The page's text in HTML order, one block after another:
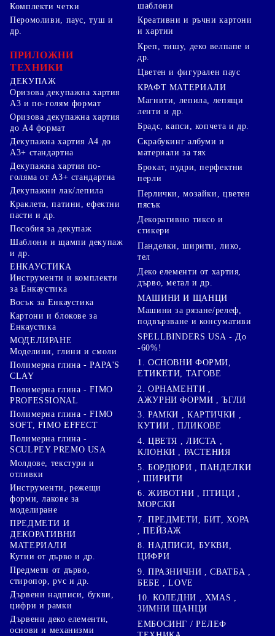
Комплекти четки
шаблони
Перомоливи, паус, туш и
др.
ПРИЛОЖНИ
ТЕХНИКИ
ДЕКУПАЖ
Оризова декупажна хартия
А3 и по-голям формат
Оризова декупажна хартия
до А4 формат
Декупажна хартия А4 до
А3+ стандартна
Декупажна хартия по-
голяма от А3+ стандартна
Декупажни лак/лепила
Краклета, патини, ефектни
пасти и др.
Пособия за декупаж
Шаблони и щампи декупаж
и др.
ЕНКАУСТИКА
Инструменти и комплекти
за Енкаустика
Восък за Енкаустика
Картони и блокове за
Енкаустика
МОДЕЛИРАНЕ
Моделини, глини и смоли
Полимерна глина - PAPA'S
CLAY
Полимерна глина - FIMO
PROFESSIONAL
Полимерна глина - FIMO
SOFT, FIMO EFFECT
Полимерна глина -
SCULPEY PREMO USA
Молдове, текстури и
отливки
Инструменти, режещи
форми, лакове за
моделиране
ПРЕДМЕТИ И
ДЕКОРАТИВНИ
МАТЕРИАЛИ
Кутии от дърво и др.
Предмети от дърво,
стиропор, pvc и др.
Дървени надписи, букви,
цифри и рамки
Дървени деко елементи,
основи и механизми
Креативни и ръчни картони
и хартии
Креп, тишу, деко велпапе и
др.
Цветен и фигурален паус
КРАФТ МАТЕРИАЛИ
Магнити, лепила, лепящи
ленти и др.
Брадс, капси, копчета и др.
Скрабукинг албуми и
материали за тях
Брокат, пудри, перфектни
перли
Перлички, мозайки, цветен
пясък
Декоративно тиксо и
стикери
Панделки, ширити, лико,
тел
Деко елементи от хартия,
дърво, метал и др.
МАШИНИ И ЩАНЦИ
Машини за рязане/релеф,
подвързване и консумативи
SPELLBINDERS USA - До
-60%!
1. ОСНОВНИ ФОРМИ,
ЕТИКЕТИ, ТАГОВЕ
2. ОРНАМЕНТИ ,
АЖУРНИ ФОРМИ , ЪГЛИ
3. РАМКИ , КАРТИЧКИ ,
КУТИИ , ПЛИКОВЕ
4. ЦВЕТЯ , ЛИСТА ,
КЛОНКИ , РАСТЕНИЯ
5. БОРДЮРИ , ПАНДЕЛКИ
, ШИРИТИ
6. ЖИВОТНИ , ПТИЦИ ,
МОРСКИ
7. ПРЕДМЕТИ, БИТ, ХОРА
, ПЕЙЗАЖ
8. НАДПИСИ, БУКВИ,
ЦИФРИ
9. ПРАЗНИЧНИ , СВАТБА ,
БЕБЕ , LOVE
10. КОЛЕДНИ , XMAS ,
ЗИМНИ ЩАНЦИ
ЕМБОСИНГ / РЕЛЕФ